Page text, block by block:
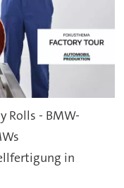
Rolls - BMW-
in